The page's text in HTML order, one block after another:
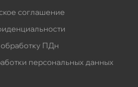
соглашение
ПДн
персональных данных